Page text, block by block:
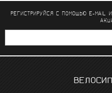
РЕГИСТРИРУЙСЯ С ПОМОЩЬЮ E-MAIL